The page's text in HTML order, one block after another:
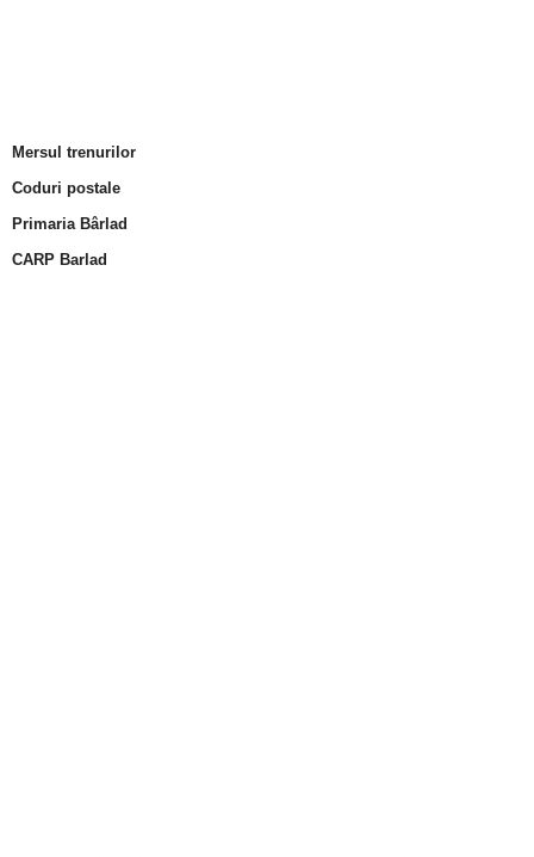
Mersul trenurilor
Coduri postale
Primaria Bârlad
CARP Barlad